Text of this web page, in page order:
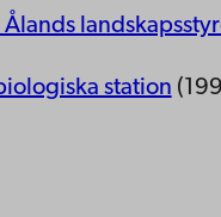
station